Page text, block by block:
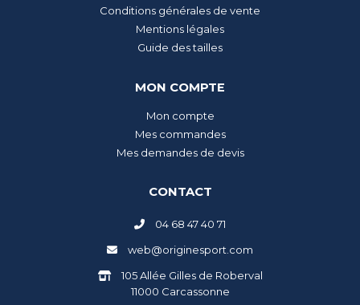
Conditions générales de vente
Mentions légales
Guide des tailles
MON COMPTE
Mon compte
Mes commandes
Mes demandes de devis
CONTACT
04 68 47 40 71
web@originesport.com
105 Allée Gilles de Roberval
11000 Carcassonne